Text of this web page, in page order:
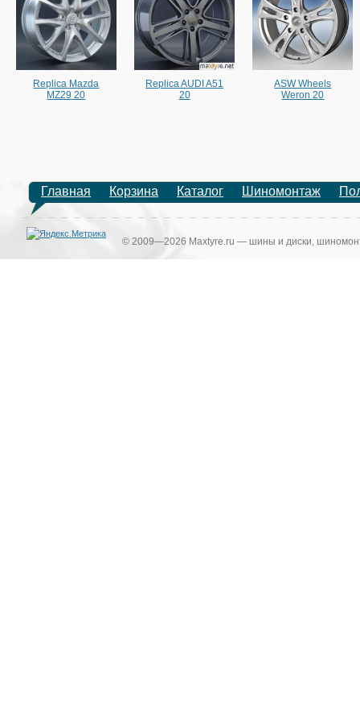
Replica Mazda
MZ29 20
Replica AUDI A51
20
ASW Wheels
Weron 20
Главная Корзина Каталог Шиномонтаж
© 2009—2026 Maxtyre.ru — шины и диски,